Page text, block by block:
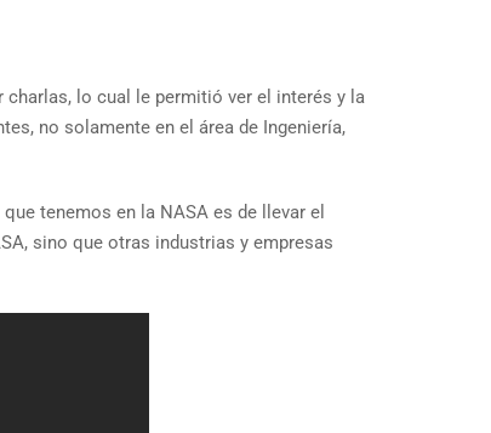
lo cual le permitió ver el interés y la
no solamente en el área de Ingeniería,
tenemos en la NASA es de llevar el
sino que otras industrias y empresas